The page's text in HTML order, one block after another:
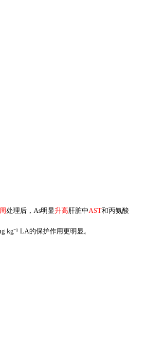
处理后， As明显升高肝脏中AST和丙氨酸
kg⁻¹ LA的保护作用更明显。